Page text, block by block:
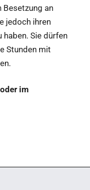
Besetzung an
jedoch ihren
haben. Sie dürfen
Stunden mit
oder im